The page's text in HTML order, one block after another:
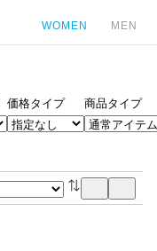
WOMEN MEN
価格タイプ 商品タイプ